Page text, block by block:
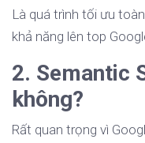
Là quá trình tối ưu
khả năng lên top
2. Semantic
không?
Rất quan trọng vì